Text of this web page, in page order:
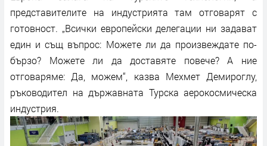
представителите на индустрията там отговарят с
готовност. „Всички европейски делегации ни задават
един и същ въпрос: Можете ли да произвеждате по-
бързо? Можете ли да доставяте повече? А ние
отговаряме: Да, можем“, казва Мехмет Демироглу,
ръководител на държавната Турска аерокосмическа
индустрия.